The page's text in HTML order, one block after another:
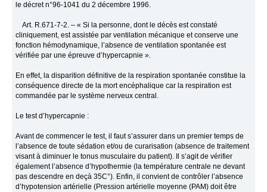
le décret n°96-1041 du 2 décembre 1996.
Art. R.671-7-2. – « Si la personne, dont le décès est constaté
cliniquement, est assistée par ventilation mécanique et conserve une
fonction hémodynamique, l’absence de ventilation spontanée est
vérifiée par une épreuve d’hypercapnie ».
En effet, la disparition définitive de la respiration spontanée constitue la
conséquence directe de la mort encéphalique car la respiration est
commandée par le système nerveux central.
Le test d’hypercapnie :
Avant de commencer le test, il faut s’assurer dans un premier temps de
l’absence de toute sédation et/ou de curarisation (absence de traitement
visant à diminuer le tonus musculaire du patient). Il s’agit de vérifier
également l’absence d’hypothermie (la température centrale ne devant
pas descendre en deçà 35C°). Enfin, il convient de contrôler l’absence
d’hypotension artérielle (Pression artérielle moyenne (PAM) doit être